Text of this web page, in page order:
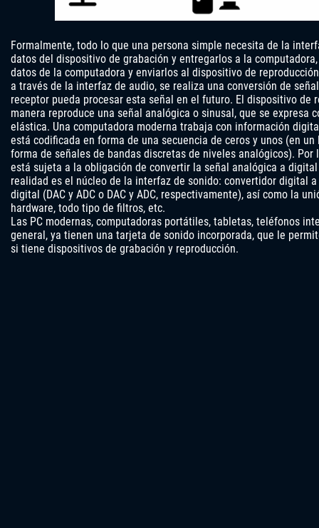
Formalmente, todo lo que una persona simple necesita de la
datos del dispositivo de grabación y entregarlos a la
datos de la computadora y enviarlos al dispositivo de
a través de la interfaz de audio, se realiza una conversión de
receptor pueda procesar esta señal en el futuro. El dispositivo de
manera reproduce una señal analógica o sinusal, que se expresa
elástica. Una computadora moderna trabaja con información
está codificada en forma de una secuencia de ceros y unos (en
forma de señales de bandas discretas de niveles analógicos).
está sujeta a la obligación de convertir la señal analógica a
realidad es el núcleo de la interfaz de sonido: convertidor digital
digital (DAC y ADC o DAC y ADC, respectivamente), así como la
hardware, todo tipo de filtros, etc.
Las PC modernas, computadoras portátiles, tabletas, teléfonos
general, ya tienen una tarjeta de sonido incorporada, que le
si tiene dispositivos de grabación y reproducción.